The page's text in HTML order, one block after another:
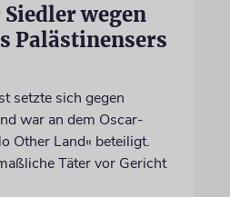
wegen
Palästinensers
setzte sich gegen
war an dem Oscar-
Other Land« beteiligt.
Täter vor Gericht